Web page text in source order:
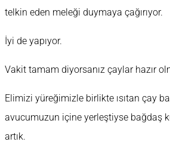
telkin eden meleği duymaya çağırıyor.
İyi de yapıyor.
Vakit tamam diyorsanız çaylar hazır
Elimizi yüreğimizle birlikte ısıtan çay
avucumuzun içine yerleştiyse bağdaş
artık.